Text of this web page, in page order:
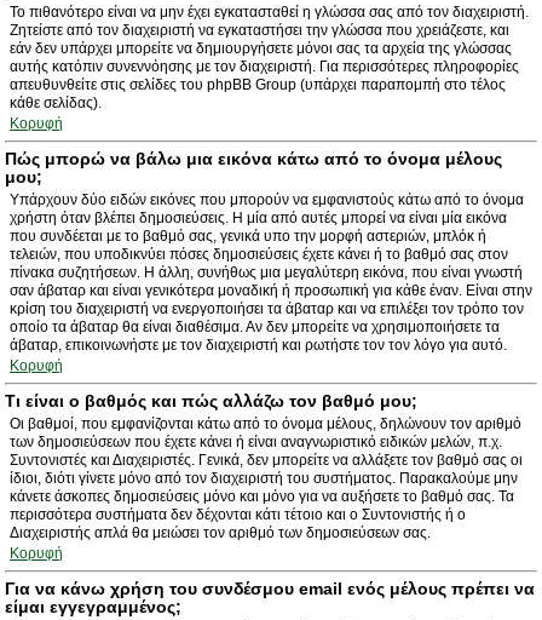
Το πιθανότερο είναι να μην έχει εγκατασταθεί η γλώσσα σας από τον διαχειριστή.
Ζητείστε από τον διαχειριστή να εγκαταστήσει την γλώσσα που χρειάζεστε, και
εάν δεν υπάρχει μπορείτε να δημιουργήσετε μόνοι σας τα αρχεία της γλώσσας
αυτής κατόπιν συνεννόησης με τον διαχειριστή. Για περισσότερες πληροφορίες
απευθυνθείτε στις σελίδες του phpBB Group (υπάρχει παραπομπή στο τέλος
κάθε σελίδας).
Κορυφή
Πώς μπορώ να βάλω μια εικόνα κάτω από το όνομα μέλους
μου;
Υπάρχουν δύο ειδών εικόνες που μπορούν να εμφανιστούς κάτω από το όνομα
χρήστη όταν βλέπει δημοσιεύσεις. Η μία από αυτές μπορεί να είναι μία εικόνα
που συνδέεται με το βαθμό σας, γενικά υπο την μορφή αστεριών, μπλόκ ή
τελειών, που υποδικνύει πόσες δημοσιεύσεις έχετε κάνει ή το βαθμό σας στον
πίνακα συζητήσεων. Η άλλη, συνήθως μια μεγαλύτερη εικόνα, που είναι γνωστή
σαν άβαταρ και είναι γενικότερα μοναδική ή προσωπική για κάθε έναν. Είναι στην
κρίση του διαχειριστή να ενεργοποιήσει τα άβαταρ και να επιλέξει τον τρόπο τον
οποίο τα άβαταρ θα είναι διαθέσιμα. Αν δεν μπορείτε να χρησιμοποιήσετε τα
άβαταρ, επικοινωνήστε με τον διαχειριστή και ρωτήστε τον τον λόγο για αυτό.
Κορυφή
Τι είναι ο βαθμός και πώς αλλάζω τον βαθμό μου;
Οι βαθμοί, που εμφανίζονται κάτω από το όνομα μέλους, δηλώνουν τον αριθμό
των δημοσιεύσεων που έχετε κάνει ή είναι αναγνωριστικό ειδικών μελών, π.χ.
Συντονιστές και Διαχειριστές. Γενικά, δεν μπορείτε να αλλάξετε τον βαθμό σας οι
ίδιοι, διότι γίνετε μόνο από τον διαχειριστή του συστήματος. Παρακαλούμε μην
κάνετε άσκοπες δημοσιεύσεις μόνο και μόνο για να αυξήσετε το βαθμό σας. Τα
περισσότερα συστήματα δεν δέχονται κάτι τέτοιο και ο Συντονιστής ή ο
Διαχειριστής απλά θα μειώσει τον αριθμό των δημοσιεύσεων σας.
Κορυφή
Για να κάνω χρήση του συνδέσμου email ενός μέλους πρέπει να
είμαι εγγεγραμμένος;